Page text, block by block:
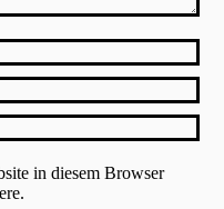
in diesem Browser